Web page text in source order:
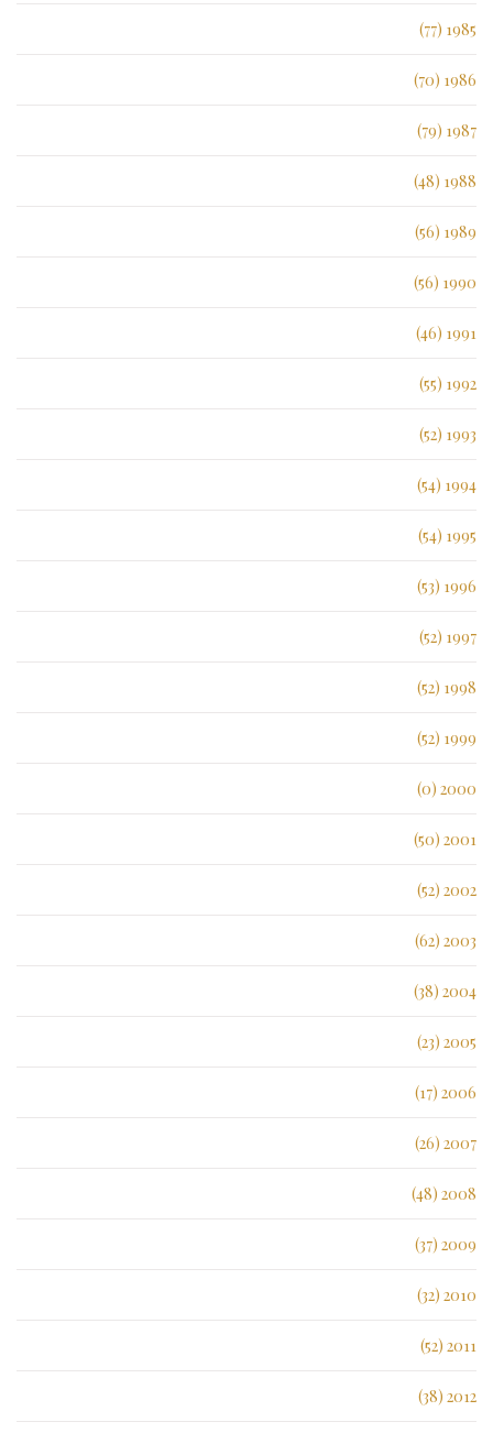
1985 (77)
1986 (70)
1987 (79)
1988 (48)
1989 (56)
1990 (56)
1991 (46)
1992 (55)
1993 (52)
1994 (54)
1995 (54)
1996 (53)
1997 (52)
1998 (52)
1999 (52)
2000 (0)
2001 (50)
2002 (52)
2003 (62)
2004 (38)
2005 (23)
2006 (17)
2007 (26)
2008 (48)
2009 (37)
2010 (32)
2011 (52)
2012 (38)